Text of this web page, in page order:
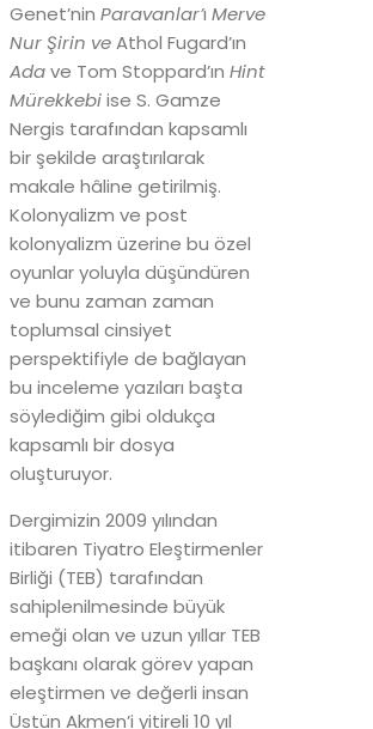
Genet’nin Paravanlar’ı Merve
Nur Şirin veAthol Fugard’ın
Adave Tom Stoppard’ın Hint
Mürekkebiise S. Gamze
Nergis tarafından kapsamlı
bir şekilde araştırılarak
makale hâline getirilmiş.
Kolonyalizm ve post
kolonyalizm üzerine bu özel
oyunlar yoluyla düşündüren
ve bunu zaman zaman
toplumsal cinsiyet
perspektifiyle de bağlayan
bu inceleme yazıları başta
söylediğim gibi oldukça
kapsamlı bir dosya
oluşturuyor.
Dergimizin 2009 yılından
itibaren Tiyatro Eleştirmenler
Birliği (TEB) tarafından
sahiplenilmesinde büyük
emeği olan ve uzun yıllar TEB
başkanı olarak görev yapan
eleştirmen ve değerli insan
Üstün Akmen’i yitireli 10 yıl